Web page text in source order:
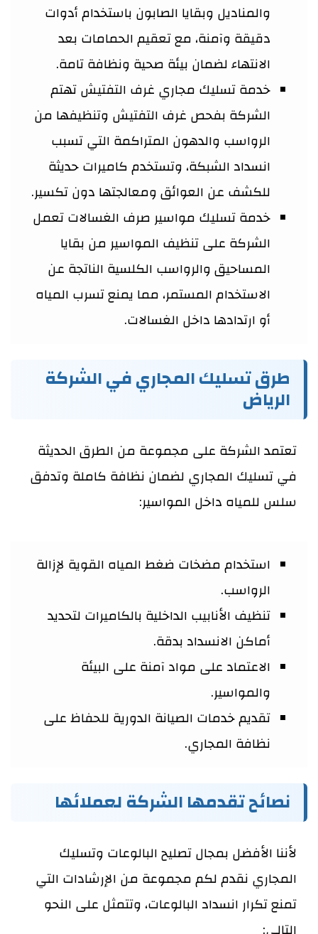
والمناديل وبقايا الصابون باستخدام أدوات
دقيقة وآمنة، مع تعقيم الحمامات بعد
الانتهاء لضمان بيئة صحية ونظافة تامة.
خدمة تسليك مجاري غرف التفتيش تهتم
الشركة بفحص غرف التفتيش وتنظيفها من
الرواسب والدهون المتراكمة التي تسبب
انسداد الشبكة، وتستخدم كاميرات حديثة
للكشف عن العوائق ومعالجتها دون تكسير.
خدمة تسليك مواسير صرف الغسالات تعمل
الشركة على تنظيف المواسير من بقايا
المساحيق والرواسب الكلسية الناتجة عن
الاستخدام المستمر، مما يمنع تسرب المياه
أو ارتدادها داخل الغسالات.
طرق تسليك المجاري في الشركة
الرياض
تعتمد الشركة على مجموعة من الطرق الحديثة
في تسليك المجاري لضمان نظافة كاملة وتدفق
سلس للمياه داخل المواسير:
استخدام مضخات ضغط المياه القوية لإزالة
الرواسب.
تنظيف الأنابيب الداخلية بالكاميرات لتحديد
أماكن الانسداد بدقة.
الاعتماد على مواد آمنة على البيئة
والمواسير.
تقديم خدمات الصيانة الدورية للحفاظ على
نظافة المجاري.
نصائح تقدمها الشركة لعملائها
لأننا الأفضل بمجال تصليح البالوعات وتسليك
المجاري نقدم لكم مجموعة من الإرشادات التي
تمنع تكرار انسداد البالوعات، وتتمثل على النحو